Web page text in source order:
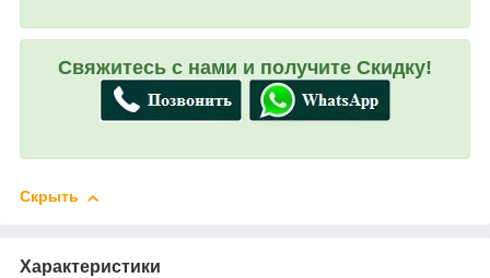
Свяжитесь с нами и получите Скидку!
Скрыть
Характеристики